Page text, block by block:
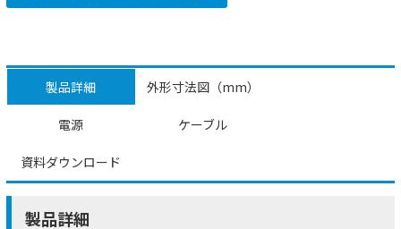
製品詳細 外形寸法図（mm）
電源 ケーブル
資料ダウンロード
製品詳細